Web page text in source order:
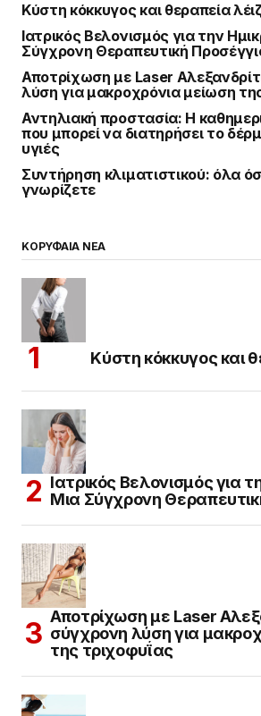
Κύστη κόκκυγος και θεραπεία
Ιατρικός Βελονισμός για την
Σύγχρονη Θεραπευτική
Αποτρίχωση με Laser
λύση για μακροχρόνια μείωση
Αντηλιακή προστασία: Η
που μπορεί να διατηρήσει το
υγιές
Συντήρηση κλιματιστικού: όλα
γνωρίζετε
ΚΟΡΥΦΑΙΑ ΝΕΑ
Κύστη κόκκυγος και
Ιατρικός Βελονισμός για
Μια Σύγχρονη
Αποτρίχωση με Laser
σύγχρονη λύση για
της τριχοφυΐας